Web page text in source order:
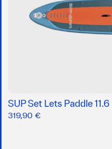
SUP Set Lets Paddle 11.6
319,90 €